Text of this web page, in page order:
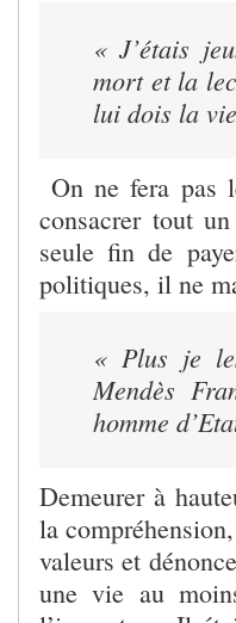
« J’étais
mort et la
lui dois la
On ne fera pas
consacrer tout
seule fin de
politiques, il ne
«Plus je
Mendès
homme
Demeurer à
la
valeurs et
une vie au